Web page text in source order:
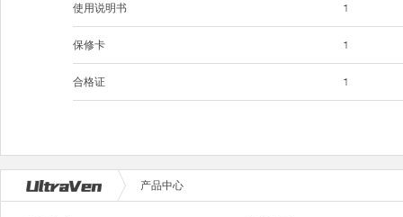
使用说明书
保修卡
合格证
1
1
1
产品中心